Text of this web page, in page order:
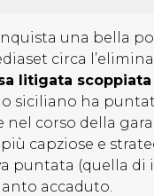
una bella
circa
litigata
siciliano ha
corso della
capziose e
puntata (quella di
accaduto.